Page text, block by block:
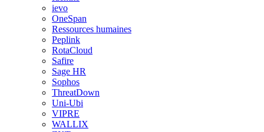
ievo
OneSpan
Ressources humaines
Peplink
RotaCloud
Safire
Sage HR
Sophos
ThreatDown
Uni-Ubi
VIPRE
WALLIX